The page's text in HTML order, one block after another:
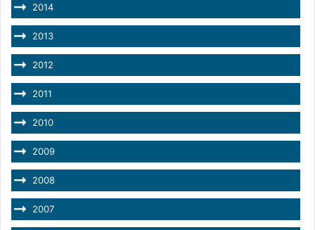
2014
2013
2012
2011
2010
2009
2008
2007